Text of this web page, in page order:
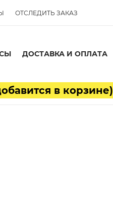
ОТСЛЕДИТЬ ЗАКАЗ
ДОСТАВКА И ОПЛАТА
в корзине)